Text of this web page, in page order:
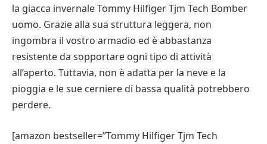
la giacca invernale Tommy Hilfiger Tjm Tech Bomber
uomo. Grazie alla sua struttura leggera, non
ingombra il vostro armadio ed è abbastanza
resistente da sopportare ogni tipo di attività
all’aperto. Tuttavia, non è adatta per la neve e la
pioggia e le sue cerniere di bassa qualità potrebbero
perdere.
[amazon bestseller=”Tommy Hilfiger Tjm Tech